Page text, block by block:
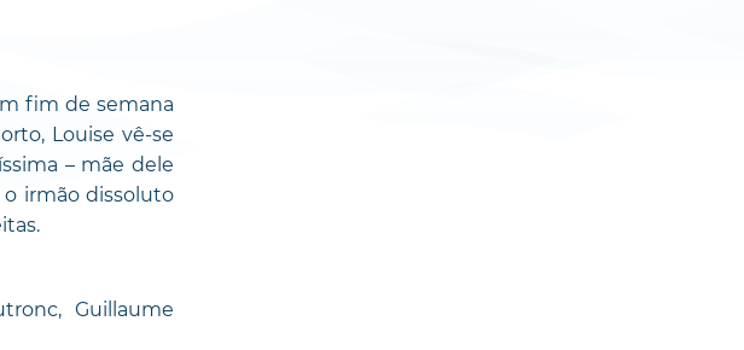
fim de semana
Louise vê-se
– mãe dele
irmão dissoluto
Guillaume